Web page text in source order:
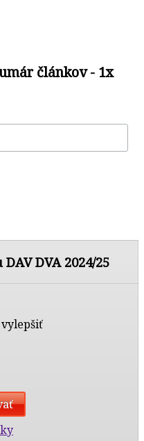
článkov - 1x
DVA 2024/25
vylepšiť